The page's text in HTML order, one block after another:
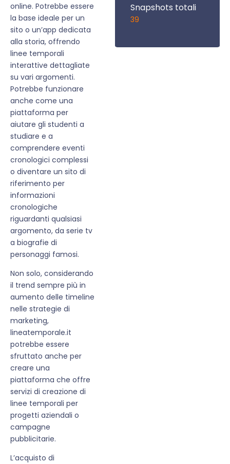
online. Potrebbe essere
la base ideale per un
sito o un’app dedicata
alla storia, offrendo
linee temporali
interattive dettagliate
su vari argomenti.
Potrebbe funzionare
anche come una
piattaforma per
aiutare gli studenti a
studiare e a
comprendere eventi
cronologici complessi
o diventare un sito di
riferimento per
informazioni
cronologiche
riguardanti qualsiasi
argomento, da serie tv
a biografie di
personaggi famosi.
Non solo, considerando
il trend sempre più in
aumento delle timeline
nelle strategie di
marketing,
lineatemporale.it
potrebbe essere
sfruttato anche per
creare una
piattaforma che offre
servizi di creazione di
linee temporali per
progetti aziendali o
campagne
pubblicitarie.
L’acquisto di
Snapshots totali
39